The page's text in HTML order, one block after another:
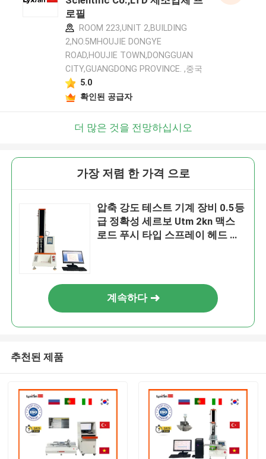
로필
ROOM 223,UNIT 2,BUILDING
2,NO.5MHOUJIE DONGYE
ROAD,HOUJIE TOWN,DONGGUAN
CITY,GUANGDONG PROVINCE. ,중국
5.0
확인된 공급자
더 많은 것을 전망하십시오
가장 저렴 한 가격 으로
압축 강도 테스트 기계 장비 0.5등
급 정확성 세르보 Utm 2kn 맥스
로드 푸시 타입 스프레이 헤드 노
계속하다
추천된 제품